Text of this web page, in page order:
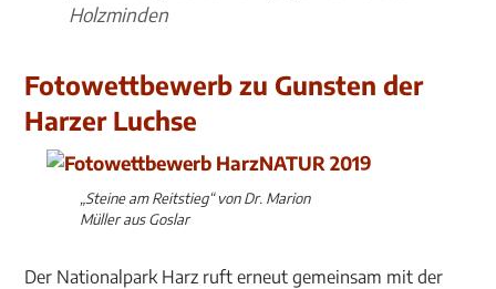
Holzminden
Fotowettbewerb zu Gunsten der
Harzer Luchse
„Steine am Reitstieg“ von Dr. Marion
Müller aus Goslar
Der Nationalpark Harz ruft erneut gemeinsam mit der